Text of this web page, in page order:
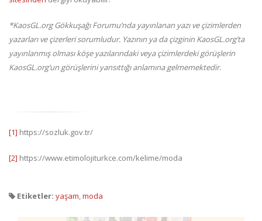
*KaosGL.org Gökkuşağı Forumu’nda yayınlanan yazı ve çizimlerden
yazarları ve çizerleri sorumludur. Yazının ya da çizginin KaosGL.org’ta
yayınlanmış olması köşe yazılarındaki veya çizimlerdeki görüşlerin
KaosGL.org’un görüşlerini yansıttığı anlamına gelmemektedir.
[1] https://sozluk.gov.tr/
[2] https://www.etimolojiturkce.com/kelime/moda
Etiketler: yaşam,moda